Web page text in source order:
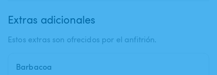
Extras adicionales
Estos extras son ofrecidos por el anfitrión.
Barbacoa